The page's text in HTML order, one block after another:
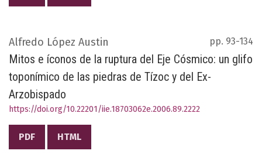
Alfredo López Austin pp. 93-134
Mitos e íconos de la ruptura del Eje Cósmico: un glifo
toponímico de las piedras de Tízoc y del Ex-
Arzobispado
https://doi.org/10.22201/iie.18703062e.2006.89.2222
PDF HTML